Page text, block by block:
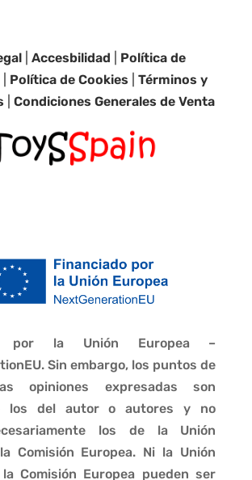
|Accesbilidad
Política de
Política de Cookies |Términos y
|Condiciones Generales de Venta
por la Unión Europea –
Sin embargo, los puntos de
opiniones expresadas son
los del autor o autores y no
los de la Unión
Comisión Europea. Ni la Unión
Comisión Europea pueden ser